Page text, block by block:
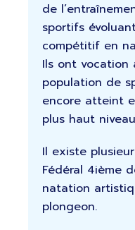
de
sportifs
compétitif en
Ils ont vocation
population de
encore atteint
plus haut
Il existe
Fédéral 4ième
natation
plongeon.